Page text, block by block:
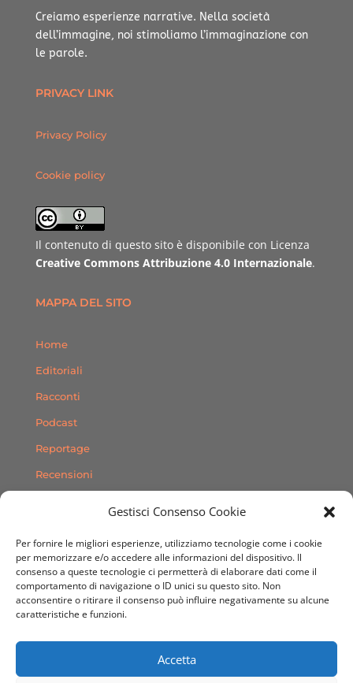
Gestisci Consenso Cookie
Per fornire le migliori esperienze, utilizziamo tecnologie come i cookie
per memorizzare e/o accedere alle informazioni del dispositivo. Il
consenso a queste tecnologie ci permetterà di elaborare dati come il
comportamento di navigazione o ID unici su questo sito. Non
acconsentire o ritirare il consenso può influire negativamente su alcune
caratteristiche e funzioni.
Accetta
Creiamo esperienze narrative. Nella società
dell’immagine, noi stimoliamo l’immaginazione con
le parole.
PRIVACY LINK
Privacy Policy
Cookie policy
Il contenuto di questo sito è disponibile con Licenza
Creative Commons Attribuzione 4.0 Internazionale.
MAPPA DEL SITO
Home
Editoriali
Racconti
Podcast
Reportage
Recensioni
Contatti
SEGUICI SUI SOCIAL